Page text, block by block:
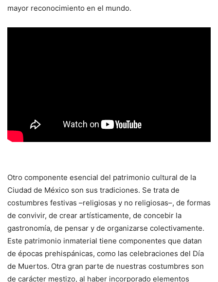
mayor reconocimiento en el mundo.
Otro componente esencial del patrimonio cultural de la
Ciudad de México son sus tradiciones. Se trata de
costumbres festivas –religiosas y no religiosas–, de formas
de convivir, de crear artísticamente, de concebir la
gastronomía, de pensar y de organizarse colectivamente.
Este patrimonio inmaterial tiene componentes que datan
de épocas prehispánicas, como las celebraciones del Día
de Muertos. Otra gran parte de nuestras costumbres son
de carácter mestizo, al haber incorporado elementos